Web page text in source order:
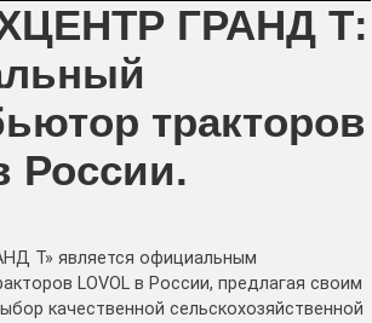
ГРАНД Т:
тракторов
России.
Т» является официальным
LOVOL в России, предлагая своим
качественной сельскохозяйственной